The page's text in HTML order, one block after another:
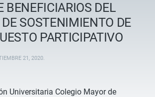
BENEFICIARIOS DEL
SOSTENIMIENTO DE
PARTICIPATIVO
21, 2020.
Universitaria Colegio Mayor de